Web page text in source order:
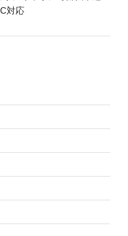
対応